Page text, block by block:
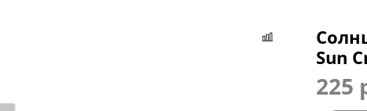
Sun
225